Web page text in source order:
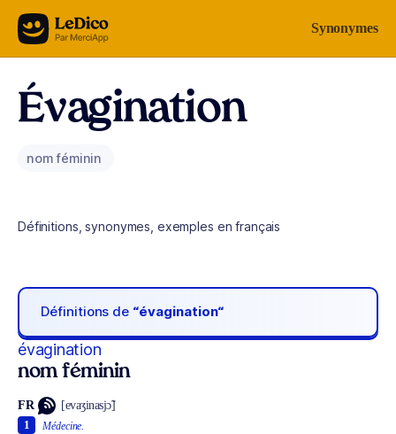
Aller au contenu Synonymes
Évagination
nom féminin
Définitions, synonymes, exemples en français
Définitions de “évagination“
évagination
nom féminin
FR [evaʒinasjɔ̃]
Médecine.
1